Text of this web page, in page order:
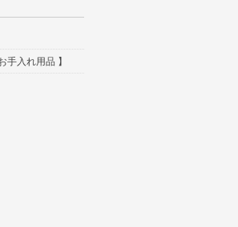
手入れ用品 】